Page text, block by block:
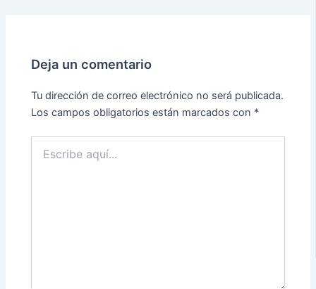
Deja un comentario
Tu dirección de correo electrónico no será publicada.
Los campos obligatorios están marcados con *
aquí...